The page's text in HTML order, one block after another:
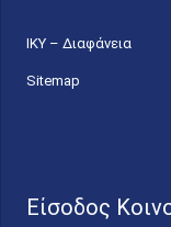
ΙΚΥ – Διαφάνεια
Sitemap
Είσοδος